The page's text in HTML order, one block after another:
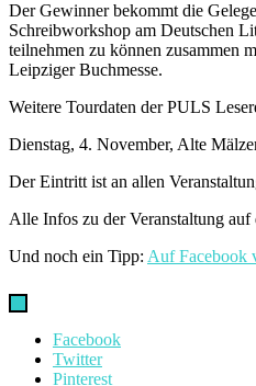
Der Gewinner bekommt die
Schreibworkshop am Deutschen
teilnehmen zu können zusammen
Leipziger Buchmesse.
Weitere Tourdaten der PULS
Dienstag, 4. November, Alte
Der Eintritt ist an allen
Alle Infos zu der Veranstaltung auf
Und noch ein Tipp: Auf Facebook
Facebook
Twitter
Pinterest